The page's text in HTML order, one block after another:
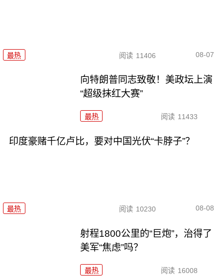
最热 阅读 11406 08-07
向特朗普同志致敬！美政坛上演
“超级抹红大赛”
最热 阅读 11433
印度豪赌千亿卢比，要对中国光伏“卡脖子”？
最热 阅读 10230 08-08
射程1800公里的“巨炮”，治得了
美军“焦虑”吗？
最热 阅读 16008